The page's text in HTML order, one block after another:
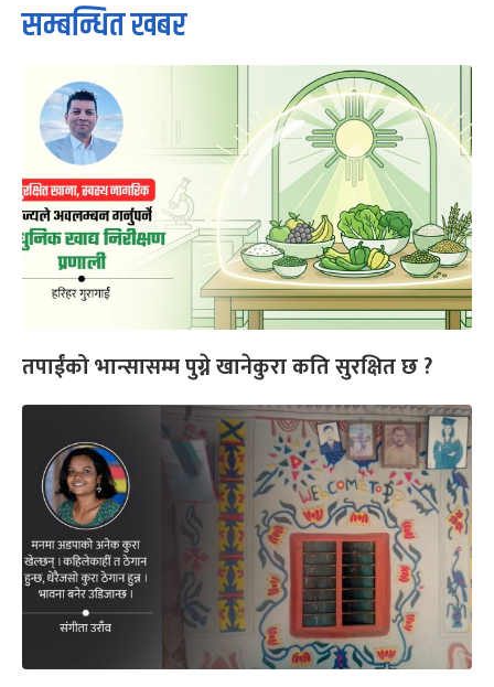
सम्बन्धित खबर
तपाईंको भान्सासम्म पुग्ने खानेकुरा कति सुरक्षित छ ?